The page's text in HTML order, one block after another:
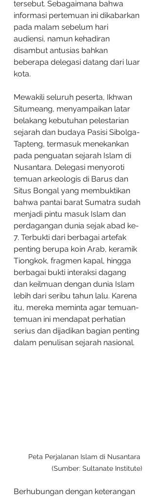
tersebut. Sebagaimana bahwa
informasi pertemuan ini dikabarkan
pada malam sebelum hari
audiensi, namun kehadiran
disambut antusias bahkan
beberapa delegasi datang dari luar
kota.
Mewakili seluruh peserta, Ikhwan
Situmeang, menyampaikan latar
belakang kebutuhan pelestarian
sejarah dan budaya Pasisi Sibolga-
Tapteng, termasuk menekankan
pada penguatan sejarah Islam di
Nusantara. Delegasi menyoroti
temuan arkeologis di Barus dan
Situs Bongal yang membuktikan
bahwa pantai barat Sumatra sudah
menjadi pintu masuk Islam dan
perdagangan dunia sejak abad ke-
7. Terbukti dari berbagai artefak
penting berupa koin Arab, keramik
Tiongkok, fragmen kapal, hingga
berbagai bukti interaksi dagang
dan keilmuan dengan dunia Islam
lebih dari seribu tahun lalu. Karena
itu, mereka meminta agar temuan-
temuan ini mendapat perhatian
serius dan dijadikan bagian penting
dalam penulisan sejarah nasional.
Peta Perjalanan Islam di Nusantara
(Sumber: Sultanate Institute)
Berhubungan dengan keterangan